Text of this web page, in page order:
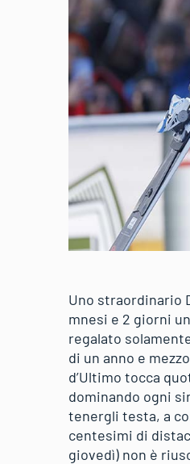
Uno straordinario
mnesi e 2 giorni
regalato
di un anno e
d’Ultimo tocca
dominando ogni
tenergli testa, a
centesimi di
giovedì) non è